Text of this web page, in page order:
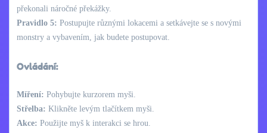
překonali náročné překážky.
Pravidlo 5: Postupujte různými lokacemi a setkávejte se s novými
monstry a vybavením, jak budete postupovat.
Ovládání:
Míření: Pohybujte kurzorem myši.
Střelba: Klikněte levým tlačítkem myši.
Akce: Použijte myš k interakci se hrou.